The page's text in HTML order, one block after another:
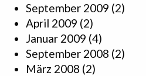
September 2009 (2)
April 2009 (2)
Januar 2009 (4)
September 2008 (2)
März 2008 (2)